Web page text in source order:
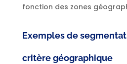
fonction des zones
Exemples de
critère géographique